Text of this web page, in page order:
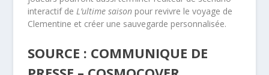
interactif deL’ultime saison pour revivre le voyage de
Clementine et créer une sauvegarde personnalisée.
SOURCE : COMMUNIQUE DE